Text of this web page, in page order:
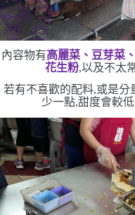
內容物有高麗菜、豆芽菜
花生粉,以及不太
若有不喜歡的配料,或是分
少一點,甜度會較低